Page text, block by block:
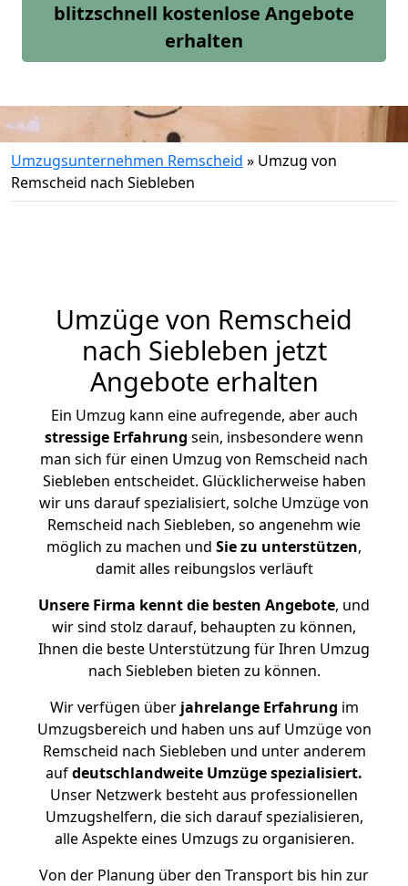
blitzschnell kostenlose Angebote
erhalten
Umzugsunternehmen Remscheid » Umzug von
Remscheid nach Siebleben
Umzüge von Remscheid
nach Siebleben jetzt
Angebote erhalten
Ein Umzug kann eine aufregende, aber auch
stressige Erfahrung sein, insbesondere wenn
man sich für einen Umzug von Remscheid nach
Siebleben entscheidet. Glücklicherweise haben
wir uns darauf spezialisiert, solche Umzüge von
Remscheid nach Siebleben, so angenehm wie
möglich zu machen und Sie zu unterstützen,
damit alles reibungslos verläuft
Unsere Firma kennt die besten Angebote, und
wir sind stolz darauf, behaupten zu können,
Ihnen die beste Unterstützung für Ihren Umzug
nach Siebleben bieten zu können.
Wir verfügen überjahrelange Erfahrung im
Umzugsbereich und haben uns auf Umzüge von
Remscheid nach Siebleben und unter anderem
aufdeutschlandweite Umzüge spezialisiert.
Unser Netzwerk besteht aus professionellen
Umzugshelfern, die sich darauf spezialisieren,
alle Aspekte eines Umzugs zu organisieren.
Von der Planung über den Transport bis hin zur